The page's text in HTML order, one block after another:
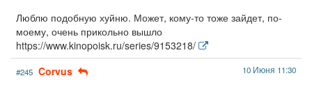
Люблю подобную хуйню. Может, кому-то тоже зайдет, по-
моему, очень прикольно вышло
https://www.kinopoisk.ru/series/9153218/
#245 Corvus 10 Июня 11:30